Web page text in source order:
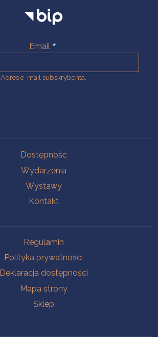
Email
Adres e-mail subskrybenta.
Dostępność
Wydarzenia
Wystawy
Kontakt
Regulamin
Polityka prywatności
Deklaracja dostępności
Mapa strony
Sklep